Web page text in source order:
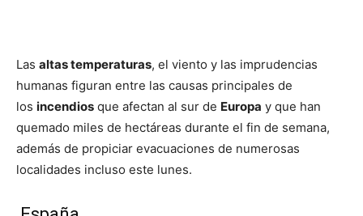
Las altas temperaturas, el viento y las imprudencias
humanas figuran entre las causas principales de
los incendios que afectan al sur de Europa y que han
quemado miles de hectáreas durante el fin de semana,
además de propiciar evacuaciones de numerosas
localidades incluso este lunes.